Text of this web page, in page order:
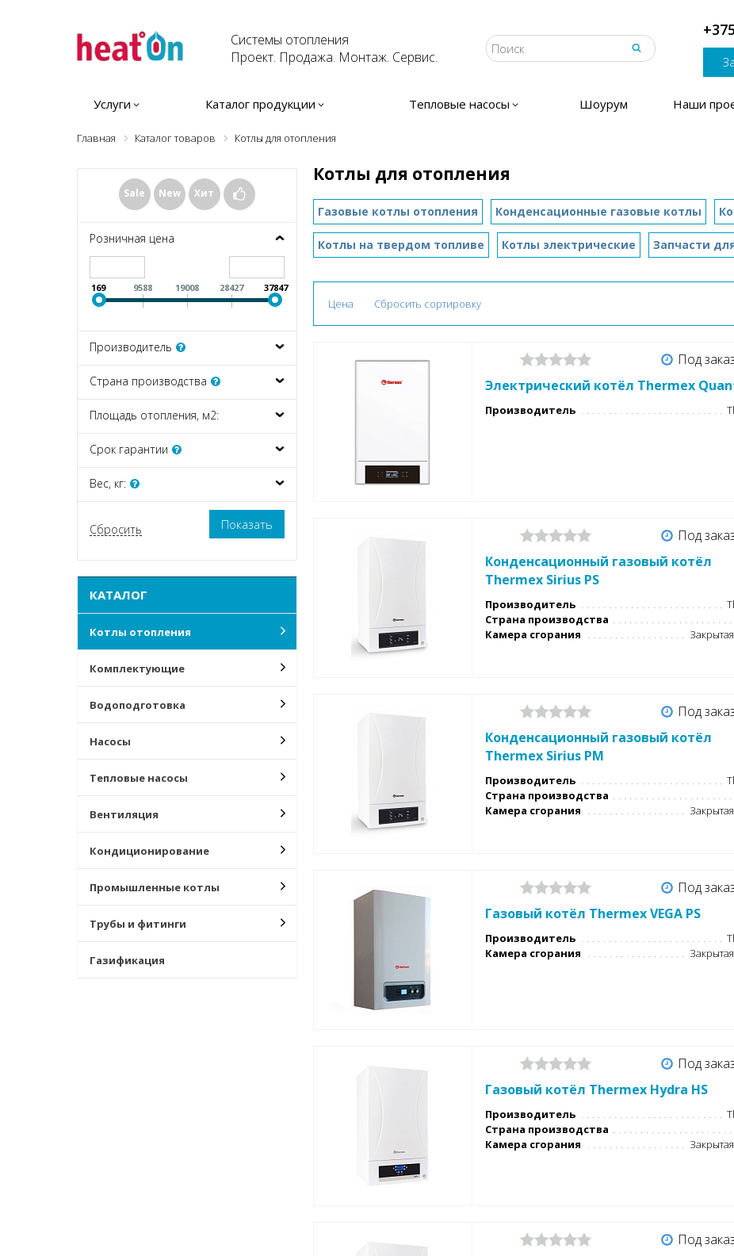
Системы отопления
Проект. Продажа. Монтаж. Сервис.
Услуги Каталог продукции Тепловые насосы Шоурум Наши
Главная Каталог товаров Котлы для отопления
Sale New Хит
Розничная цена
169 9588 19008 28427 37847
Производитель
Страна производства
Площадь отопления, м2:
Срок гарантии
Вес, кг:
КАТАЛОГ
Котлы отопления
Комплектующие
Водоподготовка
Насосы
Тепловые насосы
Вентиляция
Кондиционирование
Промышленные котлы
Трубы и фитинги
Газификация
Котлы для отопления
Газовые котлы отопления Конденсационные газовые котлы
Котлы на твердом топливе Котлы электрические Запчасти
Цена Сбросить сортировку
Под заказ
Электрический котёл Thermex
Производитель
Под заказ
Конденсационный газовый котёл
Thermex Sirius PS
Производитель
Страна производства
Камера сгорания
Под заказ
Конденсационный газовый котёл
Thermex Sirius PM
Производитель
Страна производства
Камера сгорания
Под заказ
Газовый котёл Thermex VEGA PS
Производитель
Камера сгорания
Под заказ
Газовый котёл Thermex Hydra HS
Производитель
Страна производства
Камера сгорания
Под заказ